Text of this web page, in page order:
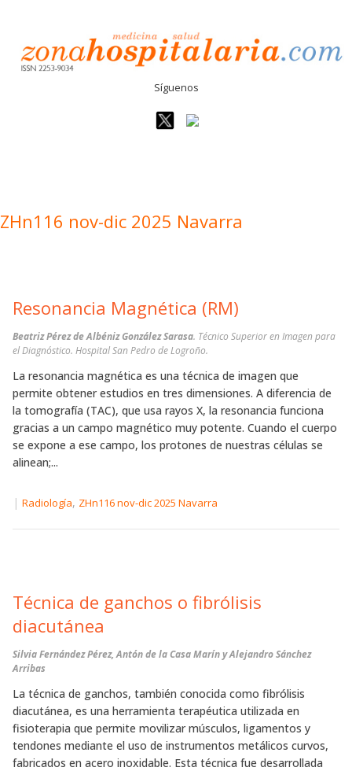
Síguenos
ZHn116 nov-dic 2025 Navarra
Resonancia Magnética (RM)
Beatriz Pérez de Albéniz González Sarasa. Técnico Superior en Imagen para
el Diagnóstico. Hospital San Pedro de Logroño.
La resonancia magnética es una técnica de imagen que
permite obtener estudios en tres dimensiones. A diferencia de
la tomografía (TAC), que usa rayos X, la resonancia funciona
gracias a un campo magnético muy potente. Cuando el cuerpo
se expone a ese campo, los protones de nuestras células se
alinean;...
| Radiología, ZHn116 nov-dic 2025 Navarra
Técnica de ganchos o fibrólisis
diacutánea
Silvia Fernández Pérez, Antón de la Casa Marín y Alejandro Sánchez
Arribas
La técnica de ganchos, también conocida como fibrólisis
diacutánea, es una herramienta terapéutica utilizada en
fisioterapia que permite movilizar músculos, ligamentos y
tendones mediante el uso de instrumentos metálicos curvos,
fabricados en acero inoxidable. Esta técnica fue desarrollada